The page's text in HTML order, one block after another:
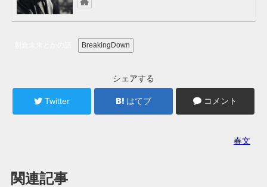
BreakingDown
シェアする
Twitter はてブ コメント
春文
関連記事